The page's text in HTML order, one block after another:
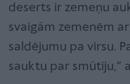
deserts ir zemeņu
svaigām zemenēm
saldējumu pa virsu.
sauktu par smūtiju,”